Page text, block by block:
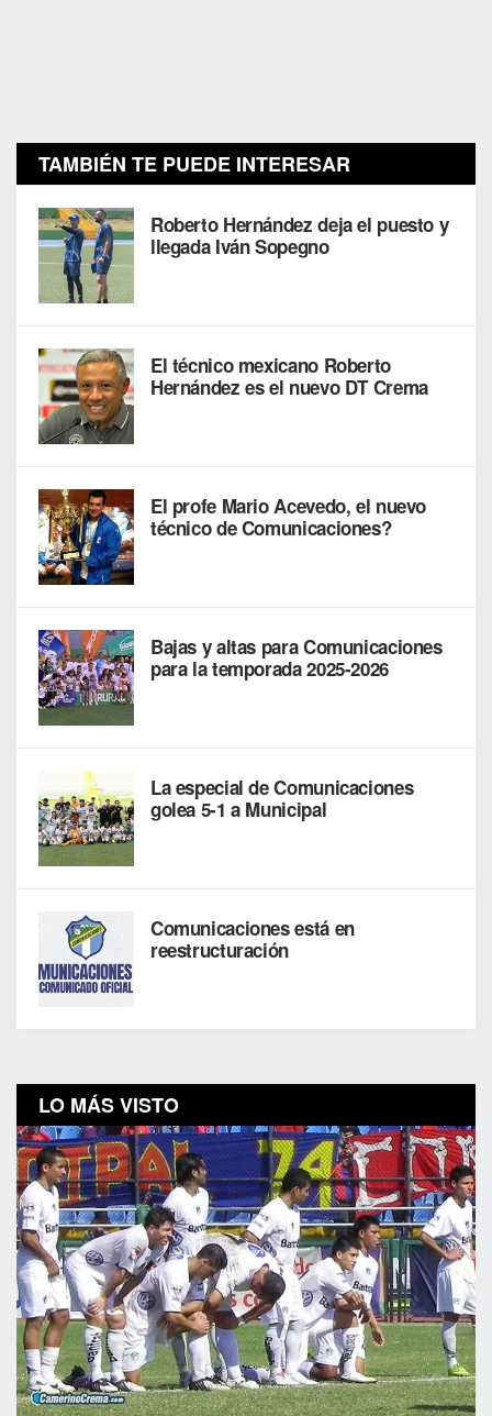
TAMBIÉN TE PUEDE INTERESAR
Roberto Hernández deja el puesto y
llegada Iván Sopegno
El técnico mexicano Roberto
Hernández es el nuevo DT Crema
El profe Mario Acevedo, el nuevo
técnico de Comunicaciones?
Bajas y altas para Comunicaciones
para la temporada 2025-2026
La especial de Comunicaciones
golea 5-1 a Municipal
Comunicaciones está en
reestructuración
LO MÁS VISTO